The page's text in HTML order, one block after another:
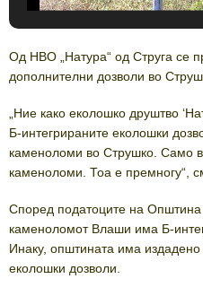
Од НВО „Натура“ од Струга се
дополнителни дозволи во
„Ние како еколошко друштво
Б-интегрираните еколошки
каменоломи во Струшко. Само
каменоломи. Тоа е премногу“,
Според податоците на
каменоломот Влаши има Б-
Инаку, општината има
еколошки дозволи.